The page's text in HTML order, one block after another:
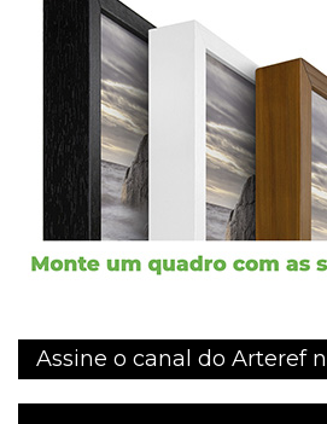
Assine o canal do Arteref